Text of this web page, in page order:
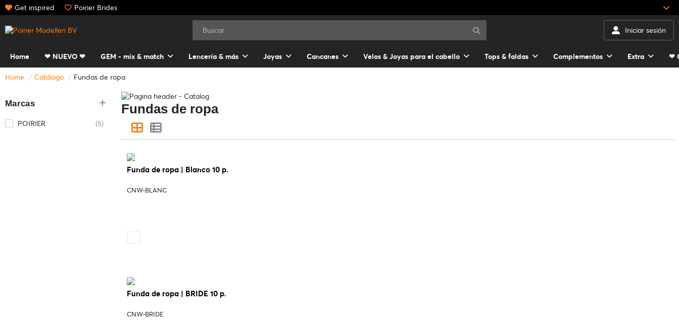
Get inspired Poirier Brides
Iniciar sesión
Home ❤ NUEVO ❤ GEM - mix & match Lencería & más Joyas Cancanes Velos & Joyas para el cabello Tops & faldas Complementos Extra ❤
Home Catálogo Fundas de ropa
Marcas
POIRIER (5)
Fundas de ropa
Funda de ropa | Blanco 10 p.
CNW-BLANC
Funda de ropa | BRIDE 10 p.
CNW-BRIDE